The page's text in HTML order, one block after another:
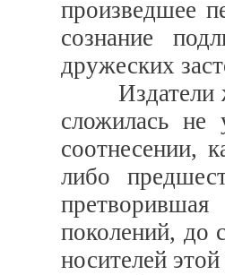
произведшее
сознание
дружеских
Издатели
сложилась не
соотнесении,
либо
поколений, до
носителей